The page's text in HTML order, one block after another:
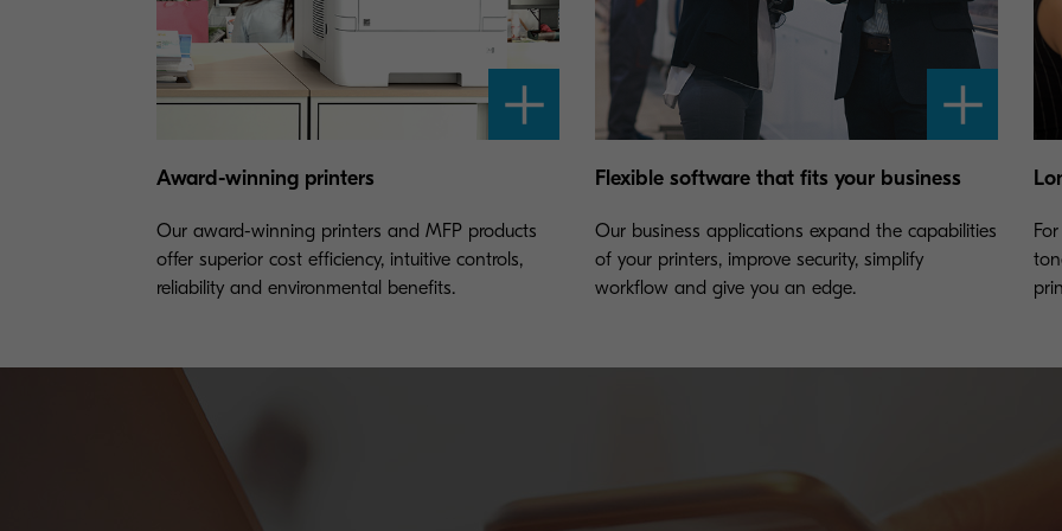
Award-winning printers
Our award-winning printers and MFP products
offer superior cost efficiency, intuitive controls,
reliability and environmental benefits.
Flexible software that fits your business
Our business applications expand the capabilities
of your printers, improve security, simplify
workflow and give you an edge.